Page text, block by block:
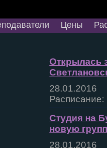
Цены
Открылась
28.01.2016
Студия на
новую
28.01.2016